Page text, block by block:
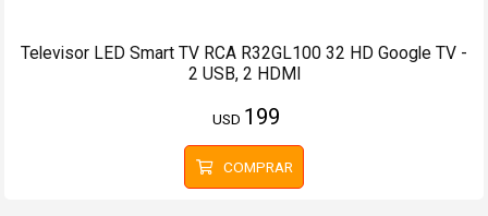
Televisor LED Smart TV RCA R32GL100 32 HD Google TV -
2 USB, 2 HDMI
USD 199
COMPRAR